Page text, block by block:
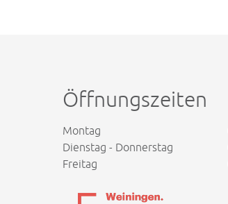
Öffnungszeiten
Montag
Dienstag - Donnerstag
Freitag